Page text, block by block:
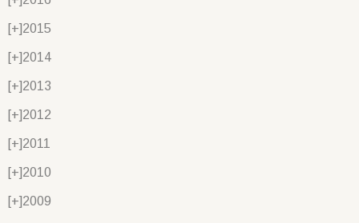
[+]2015
[+]2014
[+]2013
[+]2012
[+]2011
[+]2010
[+]2009